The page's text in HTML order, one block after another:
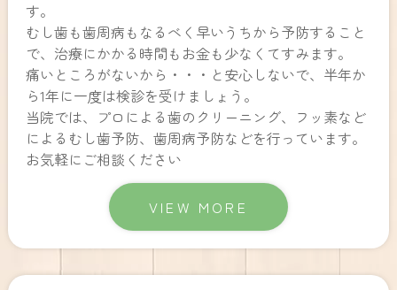
す。
むし歯も歯周病もなるべく早いうちから予防すること
で、治療にかかる時間もお金も少なくてすみます。
痛いところがないから・・・と安心しないで、半年か
ら1年に一度は検診を受けましょう。
当院では、プロによる歯のクリーニング、フッ素など
によるむし歯予防、歯周病予防などを行っています。
お気軽にご相談ください
VIEW MORE